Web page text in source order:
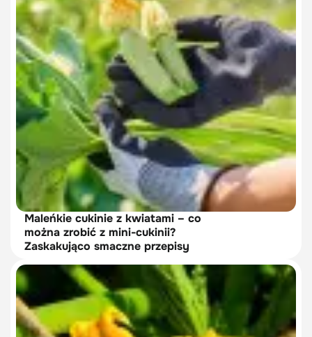
Maleńkie cukinie z kwiatami – co
można zrobić z mini-cukinii?
Zaskakująco smaczne przepisy